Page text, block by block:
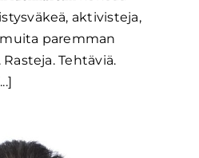
aktivisteja,
paremman
Tehtäviä.